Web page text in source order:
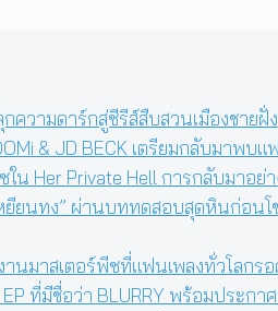
ความดาร์กสู่ซีรีส์สืบสวนเมืองชายฝั่ง
& JD BECK เตรียมกลับมาพบ
น Her Private Hell การกลับมาอย่
ยนทง” ผ่านบททดสอบสุดหินก่อนโ
านมาสเตอร์พีซที่แฟนเพลงทั่วโลก
ที่มีชื่อว่า BLURRY พร้อมประกา